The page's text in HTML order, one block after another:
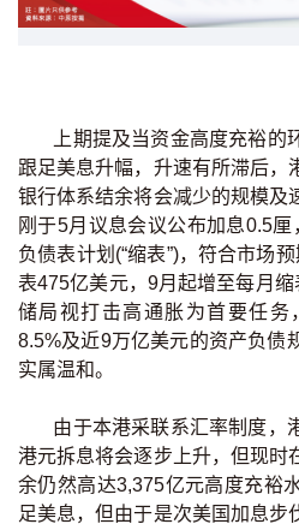
中原按揭标签优惠
按揭工具
按揭计算
转按计算
置业预算
供款年期计算
工商铺按揭计算
印花税计算
上期提及当资金高度充裕的
跟足美息升幅，升速有所滞后，
银行体系结余将会减少的规模及
刚于5月议息会议公布加息0.5
负债表计划(“缩表”)，符合市场
表475亿美元，9月起增至每月
储局视打击高通胀为首要任务
8.5%及近9万亿美元的资产负债
实属温和。
由于本港采联系汇率制度，
港元拆息将会逐步上升，但现时
余仍然高达3,375亿元高度充裕
足美息，但由于是次美国加息步